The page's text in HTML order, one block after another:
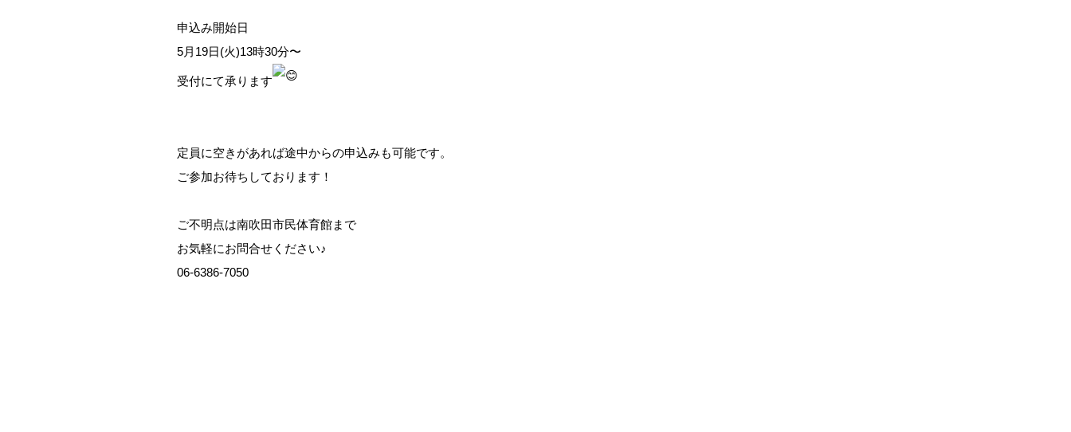
申込み開始日
5月19日(火)13時30分〜
受付にて承ります
定員に空きがあれば途中からの申込みも可能です。
ご参加お待ちしております！
ご不明点は南吹田市民体育館まで
お気軽にお問合せください♪
06-6386-7050